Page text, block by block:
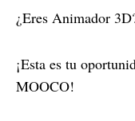
¿Eres Animador
¡Esta es tu
MOOCO!